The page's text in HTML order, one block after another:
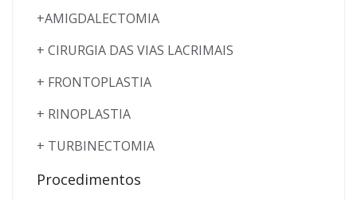
+AMIGDALECTOMIA
+ CIRURGIA DAS VIAS LACRIMAIS
+ FRONTOPLASTIA
+ RINOPLASTIA
+ TURBINECTOMIA
Procedimentos